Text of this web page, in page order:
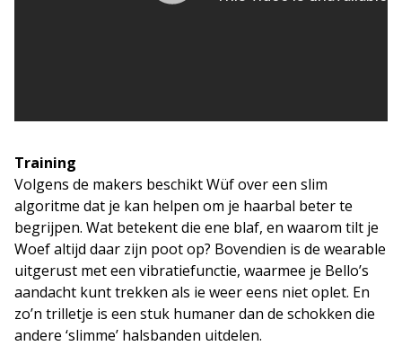
Training
Volgens de makers beschikt Wüf over een slim
algoritme dat je kan helpen om je haarbal beter te
begrijpen. Wat betekent die ene blaf, en waarom tilt je
Woef altijd daar zijn poot op? Bovendien is de wearable
uitgerust met een vibratiefunctie, waarmee je Bello’s
aandacht kunt trekken als ie weer eens niet oplet. En
zo’n trilletje is een stuk humaner dan de schokken die
andere ‘slimme’ halsbanden uitdelen.